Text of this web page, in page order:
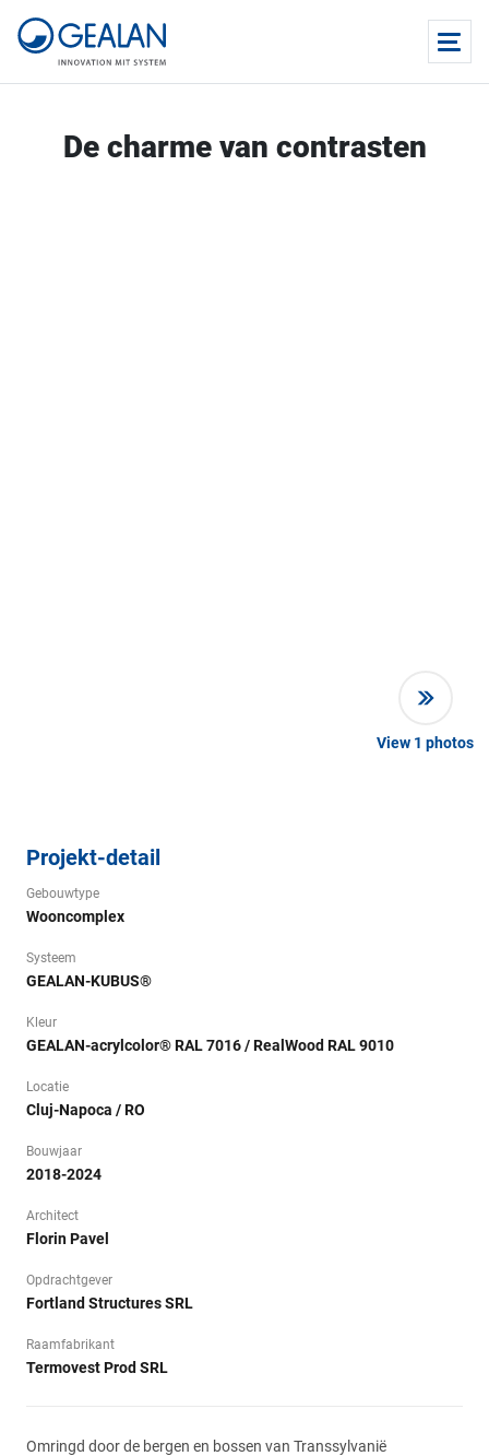
De charme van contrasten
View 1 photos
Projekt-detail
Gebouwtype
Wooncomplex
Systeem
GEALAN-KUBUS®
Kleur
GEALAN-acrylcolor® RAL 7016 / RealWood RAL 9010
Locatie
Cluj-Napoca / RO
Bouwjaar
2018-2024
Architect
Florin Pavel
Opdrachtgever
Fortland Structures SRL
Raamfabrikant
Termovest Prod SRL
Omringd door de bergen en bossen van Transsylvanië